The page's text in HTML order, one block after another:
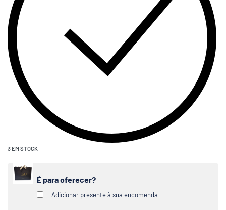
3 EM STOCK
É para oferecer?
Adicionar presente à sua encomenda